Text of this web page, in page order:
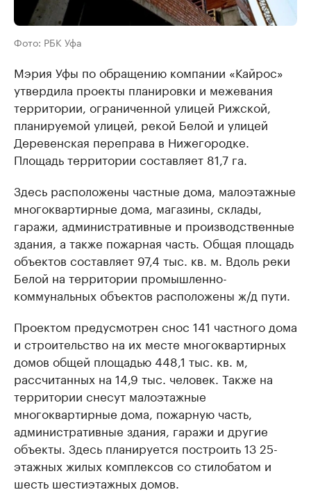
Фото: РБК Уфа
Мэрия Уфы по обращению компании «Кайрос»
утвердила проекты планировки и межевания
территории, ограниченной улицей Рижской,
планируемой улицей, рекой Белой и улицей
Деревенская переправа в Нижегородке.
Площадь территории составляет 81,7 га.
Здесь расположены частные дома, малоэтажные
многоквартирные дома, магазины, склады,
гаражи, административные и производственные
здания, а также пожарная часть. Общая площадь
объектов составляет 97,4 тыс. кв. м. Вдоль реки
Белой на территории промышленно-
коммунальных объектов расположены ж/д пути.
Проектом предусмотрен снос 141 частного дома
и строительство на их месте многоквартирных
домов общей площадью 448,1 тыс. кв. м,
рассчитанных на 14,9 тыс. человек. Также на
территории снесут малоэтажные
многоквартирные дома, пожарную часть,
административные здания, гаражи и другие
объекты. Здесь планируется построить 13 25-
этажных жилых комплексов со стилобатом и
шесть шестиэтажных домов.